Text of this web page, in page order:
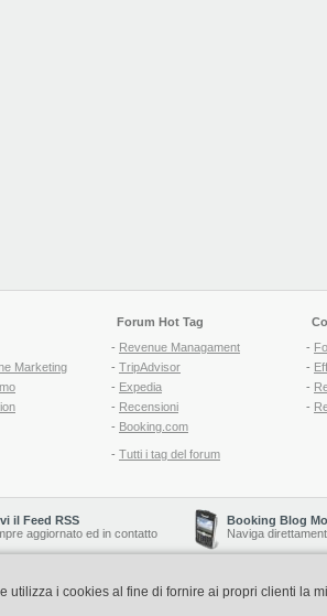
Marketing
Forum Hot Tag
- Revenue Managament
- TripAdvisor
- Expedia
- Recensioni
- Booking.com
- Tutti i tag del forum
-
-
-
-
il Feed RSS
aggiornato ed in contatto
Booking Blog
Naviga
Copyright © 2006-2026 QNT S.r.l. Socio
utilizza i cookies al fine di fornire ai propri clienti la